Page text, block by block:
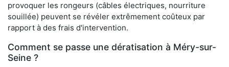
provoquer les rongeurs (câbles électriques, nourriture
souillée) peuvent se révéler extrêmement coûteux par
rapport à des frais d'intervention.
Comment se passe une dératisation à Méry-sur-
Seine ?